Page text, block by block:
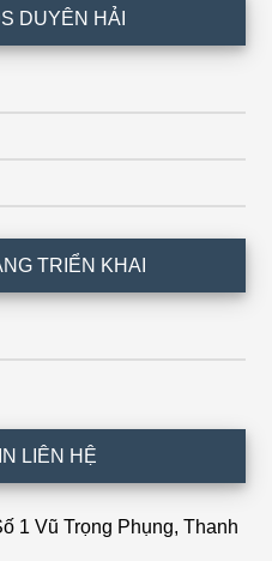
DUYÊN HẢI
TRIỂN KHAI
LIÊN HỆ
1 Vũ Trọng Phụng, Thanh